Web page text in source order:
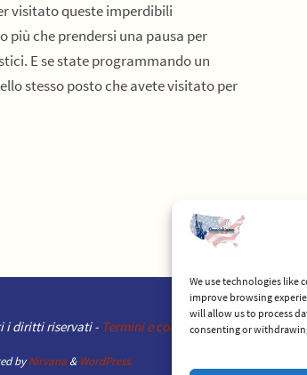
We use technologies like
improve browsing
will allow us to process
consenting or
visitato queste imperdibili
più che prendersi una pausa per
E se state programmando un
stesso posto che avete visitato per
i diritti riservati - Termini e condizioni del servizio
byNirvana& WordPress.